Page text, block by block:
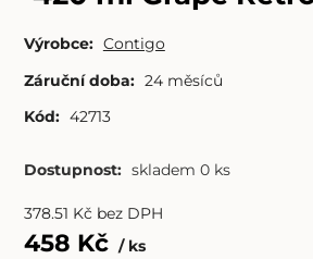
Výrobce: Contigo
Záruční doba: 24 měsíců
Kód: 42713
Dostupnost: skladem 0 ks
378.51 Kč bez DPH
458 Kč ks